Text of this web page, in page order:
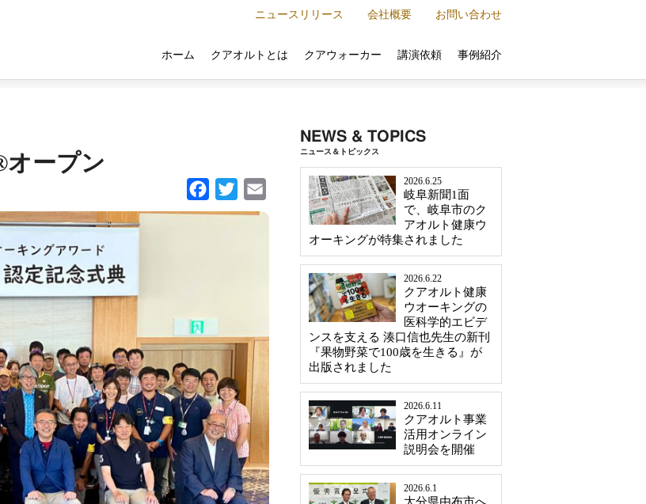
ホーム クアオルトとは クアウォーカー 講演依頼 事例紹介
ニュースリリース 会社概要 お問い合わせ
ープン
Facebook Twitter
NEWS & TOPICS
ニュース＆トピックス
2026.6.25
岐阜新聞1面
で、岐阜市のク
アオルト健康ウ
オーキングが特集されました
2026.6.22
クアオルト健康
ウオーキングの
医科学的エビデ
ンスを支える 湊口信也先生の新刊
『果物野菜で100歳を生きる』が
出版されました
2026.6.11
クアオルト事業
活用オンライン
説明会を開催
2026.6.1